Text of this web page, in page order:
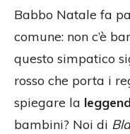
Babbo Natale fa
comune: non c’è
questo simpatico
rosso che porta i
spiegare la
bambini? Noi di